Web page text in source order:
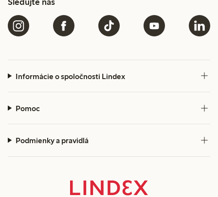
Informácie o spoločnosti Lindex
Pomoc
Podmienky a pravidlá